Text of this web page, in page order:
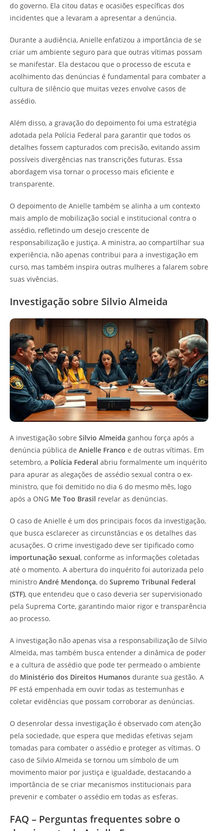
do governo. Ela citou datas e ocasiões específicas dos
incidentes que a levaram a apresentar a denúncia.
Durante a audiência, Anielle enfatizou a importância de se
criar um ambiente seguro para que outras vítimas possam
se manifestar. Ela destacou que o processo de escuta e
acolhimento das denúncias é fundamental para combater a
cultura de silêncio que muitas vezes envolve casos de
assédio.
Além disso, a gravação do depoimento foi uma estratégia
adotada pela Polícia Federal para garantir que todos os
detalhes fossem capturados com precisão, evitando assim
possíveis divergências nas transcrições futuras. Essa
abordagem visa tornar o processo mais eficiente e
transparente.
O depoimento de Anielle também se alinha a um contexto
mais amplo de mobilização social e institucional contra o
assédio, refletindo um desejo crescente de
responsabilização e justiça. A ministra, ao compartilhar sua
experiência, não apenas contribui para a investigação em
curso, mas também inspira outras mulheres a falarem sobre
suas vivências.
Investigação sobre Silvio Almeida
A investigação sobre Silvio Almeida ganhou força após a
denúncia pública de Anielle Franco e de outras vítimas. Em
setembro, a Polícia Federal abriu formalmente um inquérito
para apurar as alegações de assédio sexual contra o ex-
ministro, que foi demitido no dia 6 do mesmo mês, logo
após a ONG Me Too Brasil revelar as denúncias.
O caso de Anielle é um dos principais focos da investigação,
que busca esclarecer as circunstâncias e os detalhes das
acusações. O crime investigado deve ser tipificado como
importunação sexual, conforme as informações coletadas
até o momento. A abertura do inquérito foi autorizada pelo
ministro André Mendonça, do Supremo Tribunal Federal
(STF), que entendeu que o caso deveria ser supervisionado
pela Suprema Corte, garantindo maior rigor e transparência
ao processo.
A investigação não apenas visa a responsabilização de Silvio
Almeida, mas também busca entender a dinâmica de poder
e a cultura de assédio que pode ter permeado o ambiente
do Ministério dos Direitos Humanos durante sua gestão. A
PF está empenhada em ouvir todas as testemunhas e
coletar evidências que possam corroborar as denúncias.
O desenrolar dessa investigação é observado com atenção
pela sociedade, que espera que medidas efetivas sejam
tomadas para combater o assédio e proteger as vítimas. O
caso de Silvio Almeida se tornou um símbolo de um
movimento maior por justiça e igualdade, destacando a
importância de se criar mecanismos institucionais para
prevenir e combater o assédio em todas as esferas.
FAQ – Perguntas frequentes sobre o